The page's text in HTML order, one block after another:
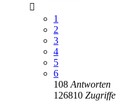
1
2
3
4
5
6
108 Antworten
126810 Zugriffe